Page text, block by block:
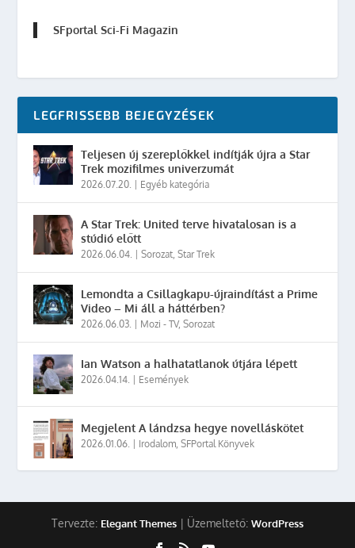
SFportal Sci-Fi Magazin
LEGFRISSEBB BEJEGYZÉSEK
Teljesen új szereplőkkel indítják újra a Star
Trek mozifilmes univerzumát
2026.07.20. Egyéb kategória
A Star Trek: United terve hivatalosan is a
stúdió előtt
2026.06.04. |Sorozat,Star Trek
Lemondta a Csillagkapu-újraindítást a Prime
Video – Mi áll a háttérben?
2026.06.03. Mozi - TV,Sorozat
Ian Watson a halhatatlanok útjára lépett
2026.04.14. Események
Megjelent A lándzsa hegye novelláskötet
2026.01.06. Irodalom,SFPortal Könyvek
Tervezte: Elegant Themes | Üzemeltető: WordPress